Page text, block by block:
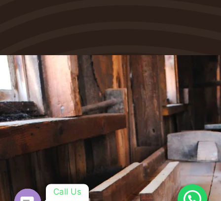
Call Us